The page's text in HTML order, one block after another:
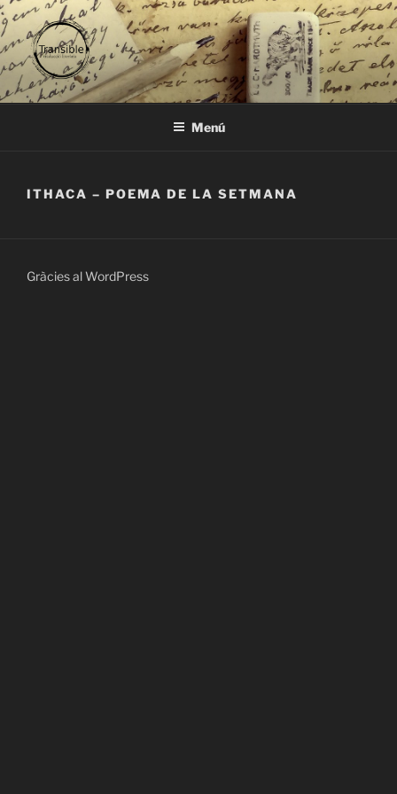
Vés
al
contingut
TRANSIBLE
traducció literària
Menú
ITHACA – POEMA DE LA SETMANA
Gràcies al WordPress